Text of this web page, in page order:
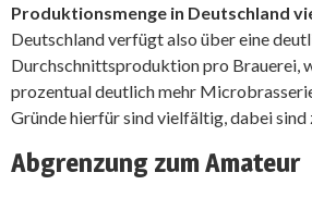
Produktionsmenge in Deutschland
Deutschland verfügt also über eine
Durchschnittsproduktion pro Brauerei,
prozentual deutlich mehr
Gründe hierfür sind vielfältig, dabei sind
Abgrenzung zum Amateur